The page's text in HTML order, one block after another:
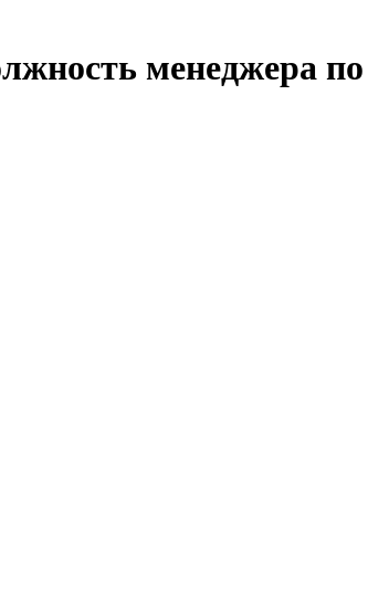
менеджера